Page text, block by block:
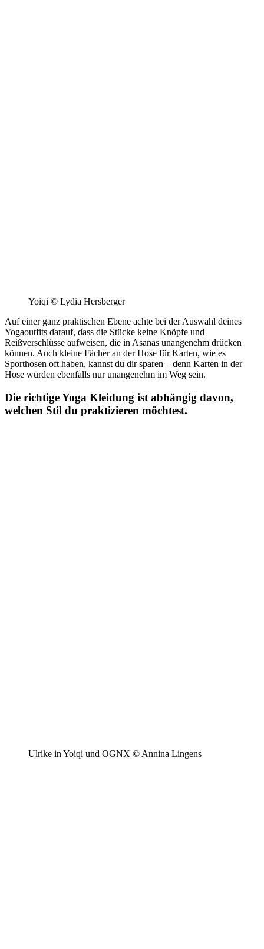
Yoiqi © Lydia Hersberger
Auf einer ganz praktischen Ebene achte bei der Auswahl deines
Yogaoutfits darauf, dass die Stücke keine Knöpfe und
Reißverschlüsse aufweisen, die in Asanas unangenehm drücken
können. Auch kleine Fächer an der Hose für Karten, wie es
Sporthosen oft haben, kannst du dir sparen – denn Karten in der
Hose würden ebenfalls nur unangenehm im Weg sein.
Die richtige Yoga Kleidung ist abhängig davon,
welchen Stil du praktizieren möchtest.
Ulrike in Yoiqi und OGNX © Annina Lingens